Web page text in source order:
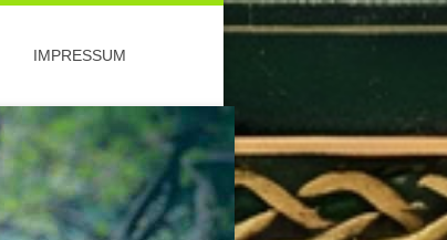
IMPRESSUM